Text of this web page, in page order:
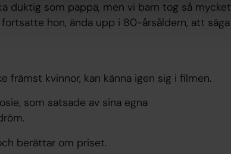
duktig som pappa, men vi barn tog så mycket
hon, ända upp i 80-årsåldern, att säga
främst kvinnor, kan känna igen sig i filmen.
som satsade av sina egna
berättar om priset.